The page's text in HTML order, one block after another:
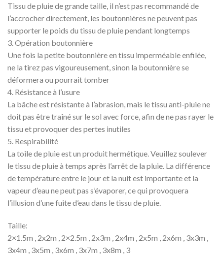
Tissu de pluie de grande taille, il n’est pas recommandé de
l’accrocher directement, les boutonnières ne peuvent pas
supporter le poids du tissu de pluie pendant longtemps
3. Opération boutonnière
Une fois la petite boutonnière en tissu imperméable enfilée,
ne la tirez pas vigoureusement, sinon la boutonnière se
déformera ou pourrait tomber
4. Résistance à l’usure
La bâche est résistante à l’abrasion, mais le tissu anti-pluie ne
doit pas être traîné sur le sol avec force, afin de ne pas rayer le
tissu et provoquer des pertes inutiles
5. Respirabilité
La toile de pluie est un produit hermétique. Veuillez soulever
le tissu de pluie à temps après l’arrêt de la pluie. La différence
de température entre le jour et la nuit est importante et la
vapeur d’eau ne peut pas s’évaporer, ce qui provoquera
l’illusion d’une fuite d’eau dans le tissu de pluie.
Taille:
2×1.5m , 2x2m , 2×2.5m , 2x3m , 2x4m , 2x5m , 2x6m , 3x3m ,
3x4m , 3x5m , 3x6m , 3x7m , 3x8m , 3